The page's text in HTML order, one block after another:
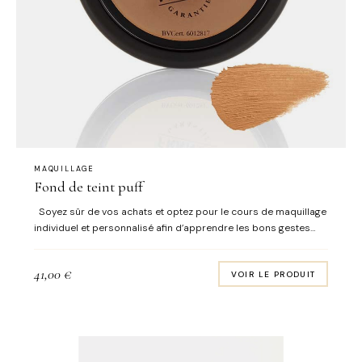
MAQUILLAGE
Fond de teint puff
individuel et personnalisé afin d’apprendre les bons gestes
41,00€ VOIR LE PRODUIT